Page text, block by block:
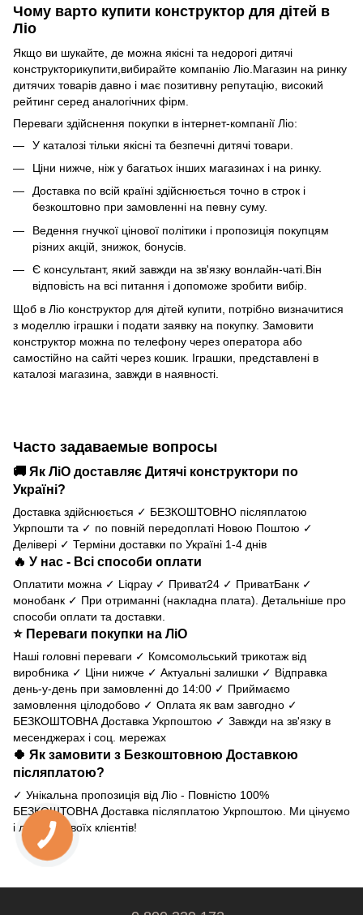
Чому варто купити конструктор для дітей в
Ліо
Якщо ви шукайте, де можна якісні та недорогі дитячі
конструкторикупити,вибирайте компанію Ліо.Магазин на ринку
дитячих товарів давно і має позитивну репутацію, високий
рейтинг серед аналогічних фірм.
Переваги здійснення покупки в інтернет-компанії Ліо:
У каталозі тільки якісні та безпечні дитячі товари.
Ціни нижче, ніж у багатьох інших магазинах і на ринку.
Доставка по всій країні здійснюється точно в строк і
безкоштовно при замовленні на певну суму.
Ведення гнучкої цінової політики і пропозиція покупцям
різних акцій, знижок, бонусів.
Є консультант, який завжди на зв'язку вонлайн-чаті.Він
відповість на всі питання і допоможе зробити вибір.
Щоб в Ліо конструктор для дітей купити, потрібно визначитися
з моделлю іграшки і подати заявку на покупку. Замовити
конструктор можна по телефону через оператора або
самостійно на сайті через кошик. Іграшки, представлені в
каталозі магазина, завжди в наявності.
Часто задаваемые вопросы
🚚 Як ЛіО доставляє Дитячі конструктори по
Україні?
Доставка здійснюється ✓ БЕЗКОШТОВНО післяплатою
Укрпошти та ✓ по повній передоплаті Новою Поштою ✓
Делівері ✓ Терміни доставки по Україні 1-4 днів
🔥 У нас - Всі способи оплати
Оплатити можна ✓ Liqpay ✓ Приват24 ✓ ПриватБанк ✓
монобанк ✓ При отриманні (накладна плата). Детальніше про
способи оплати та доставки.
⭐ Переваги покупки на ЛіО
Наші головні переваги ✓ Комсомольський трикотаж від
виробника ✓ Ціни нижче ✓ Актуальні залишки ✓ Відправка
день-у-день при замовленні до 14:00 ✓ Приймаємо
замовлення цілодобово ✓ Оплата як вам завгодно ✓
БЕЗКОШТОВНА Доставка Укрпоштою ✓ Завжди на зв'язку в
месенджерах і соц. мережах
🍀 Як замовити з Безкоштовною Доставкою
післяплатою?
✓ Унікальна пропозиція від Ліо - Повністю 100%
БЕЗКОШТОВНА Доставка післяплатою Укрпоштою. Ми цінуємо
і любимо своїх клієнтів!